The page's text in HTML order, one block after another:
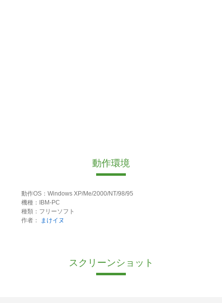
動作環境
動作OS：Windows XP/Me/2000/NT/98/95
機種：IBM-PC
種類：フリーソフト
作者：
まけイヌ
スクリーンショット